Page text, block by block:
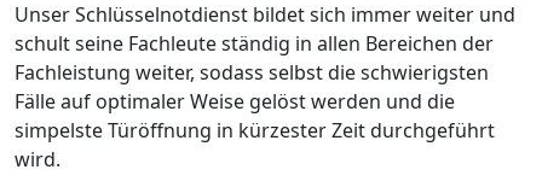
Unser Schlüsselnotdienst bildet sich immer weiter und
schult seine Fachleute ständig in allen Bereichen der
Fachleistung weiter, sodass selbst die schwierigsten
Fälle auf optimaler Weise gelöst werden und die
simpelste Türöffnung in kürzester Zeit durchgeführt
wird.